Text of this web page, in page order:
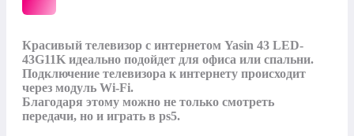
Красивый телевизор с интернетом Yasin 43 LED-
43G11K идеально подойдет для офиса или спальни.
Подключение телевизора к интернету происходит
через модуль Wi-Fi.
Благодаря этому можно не только смотреть
передачи, но и играть в рs5.